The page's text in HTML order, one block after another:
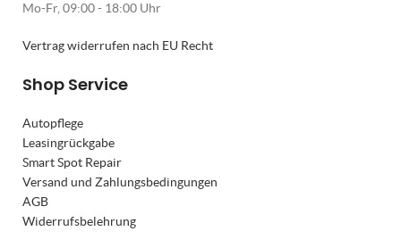
Mo-Fr, 09:00 - 18:00 Uhr
Vertrag widerrufen nach EU Recht
Shop Service
Autopflege
Leasingrückgabe
Smart Spot Repair
Versand und Zahlungsbedingungen
AGB
Widerrufsbelehrung